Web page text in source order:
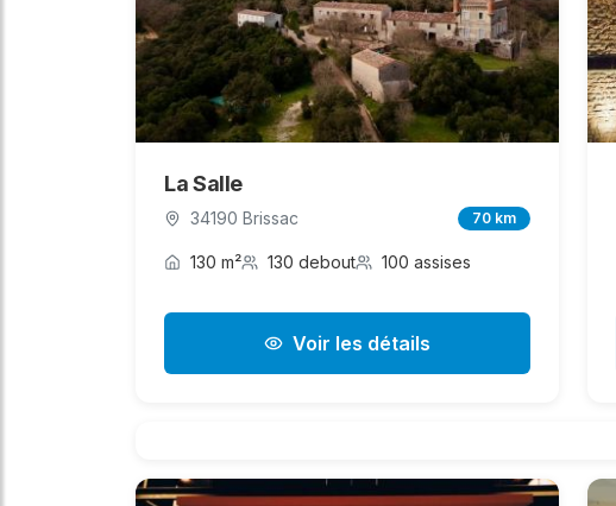
La Salle
34190 Brissac 70 km
130 m² 130 debout 100 assises
Voir les détails